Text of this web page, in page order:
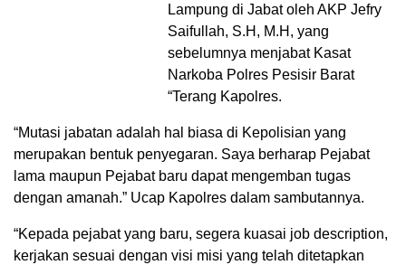
Lampung di Jabat oleh AKP Jefry
Saifullah, S.H, M.H, yang
sebelumnya menjabat Kasat
Narkoba Polres Pesisir Barat
“Terang Kapolres.
“Mutasi jabatan adalah hal biasa di Kepolisian yang
merupakan bentuk penyegaran. Saya berharap Pejabat
lama maupun Pejabat baru dapat mengemban tugas
dengan amanah.” Ucap Kapolres dalam sambutannya.
“Kepada pejabat yang baru, segera kuasai job description,
kerjakan sesuai dengan visi misi yang telah ditetapkan